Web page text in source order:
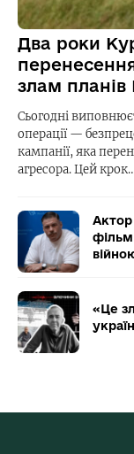
Два роки
злам
Сьогодні
операції —
кампанії, яка
агресора. Цей
«Це